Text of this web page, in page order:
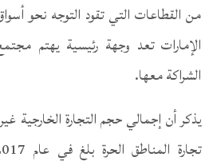
من القطاعات التي تقود التوجه نحو
الإمارات تعد وجهة رئيسية يهتم
الشراكة معها.
يذكر أن إجمالي حجم التجارة الخارجية